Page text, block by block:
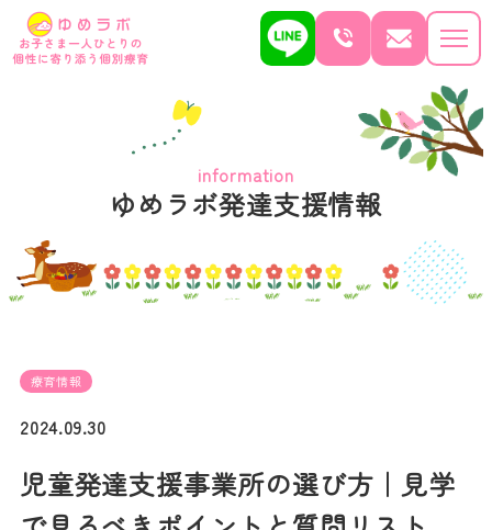
information
ゆめラボ発達支援情報
療育情報
2024.09.30
児童発達支援事業所の選び方｜見学